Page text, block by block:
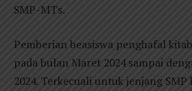
SMP-MTs.
Pemberian beasiswa penghafal
pada bulan Maret 2024 sampai
2024. Terkecuali untuk jenjang SMP